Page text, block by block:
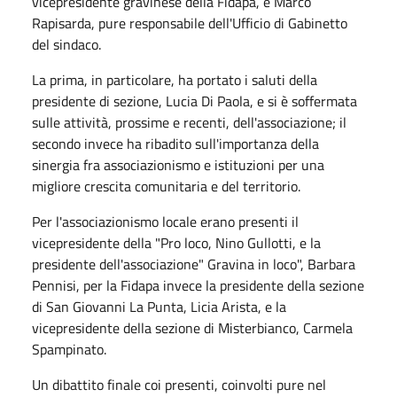
Rapisarda, pure responsabile dell'Ufficio di Gabinetto
del sindaco.
La prima, in particolare, ha portato i saluti della
presidente di sezione, Lucia Di Paola, e si è soffermata
sulle attività, prossime e recenti, dell'associazione; il
secondo invece ha ribadito sull'importanza della
sinergia fra associazionismo e istituzioni per una
migliore crescita comunitaria e del territorio.
Per l'associazionismo locale erano presenti il
vicepresidente della "Pro loco, Nino Gullotti, e la
presidente dell'associazione" Gravina in loco", Barbara
Pennisi, per la Fidapa invece la presidente della sezione
di San Giovanni La Punta, Licia Arista, e la
vicepresidente della sezione di Misterbianco, Carmela
Spampinato.
Un dibattito finale coi presenti, coinvolti pure nel